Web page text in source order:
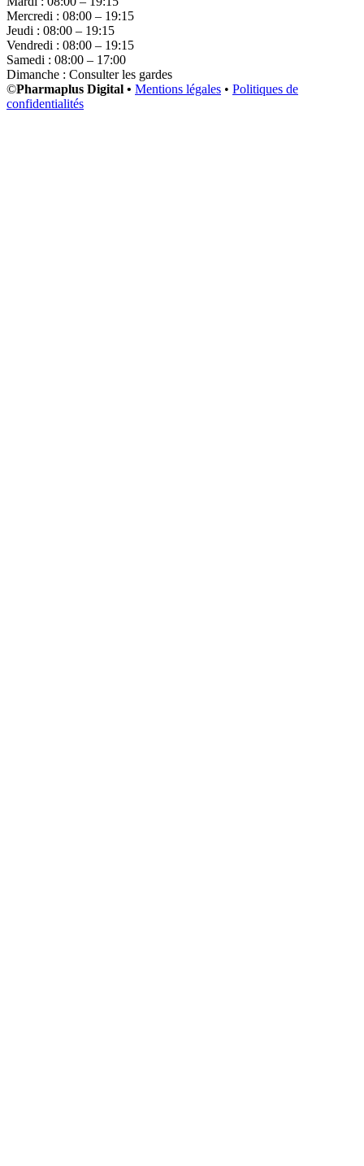
Mercredi : 08:00 – 19:15
Jeudi : 08:00 – 19:15
Vendredi : 08:00 – 19:15
Samedi : 08:00 – 17:00
Dimanche : Consulter les gardes
©Pharmaplus Digital • Mentions légales • Politiques de
confidentialités